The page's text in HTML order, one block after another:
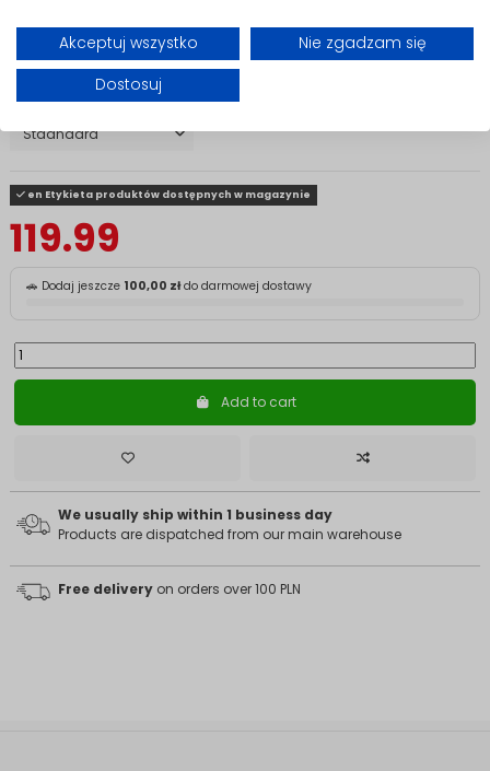
Akceptuj wszystko
Nie zgadzam się
Dostosuj
Wersja
en Etykieta produktów dostępnych w magazynie
119.99
🚗 Dodaj jeszcze 100,00 złdo darmowej dostawy
Add to cart
We usually ship within 1 business day
Products are dispatched from our main warehouse
Free delivery on orders over 100 PLN